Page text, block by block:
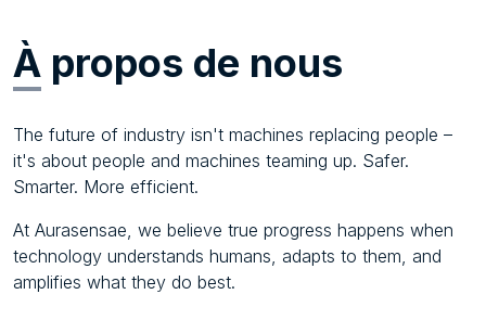
À propos de nous
The future of industry isn't machines replacing people –
it's about people and machines teaming up. Safer.
Smarter. More efficient.
At Aurasensae, we believe true progress happens when
technology understands humans, adapts to them, and
amplifies what they do best.